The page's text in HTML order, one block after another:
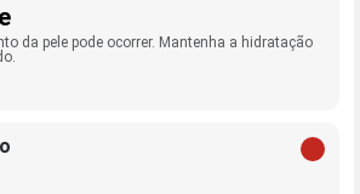
da pele pode ocorrer. Mantenha a hidratação